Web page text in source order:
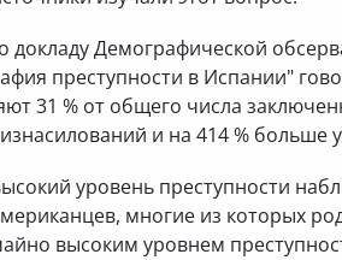
докладу Демографической
преступности в Испании"
31 % от общего числа
и на 414 % больше
уровень преступности
многие из которых
высоким уровнем